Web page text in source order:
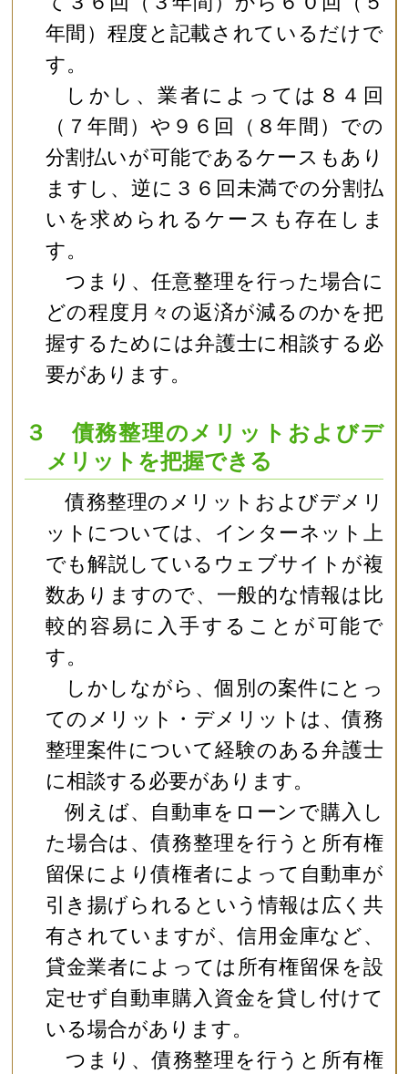
年間）程度と記載されているだけで
す。
しかし、業者によっては８４回
（７年間）や９６回（８年間）での
分割払いが可能であるケースもあり
ますし、逆に３６回未満での分割払
いを求められるケースも存在しま
す。
つまり、任意整理を行った場合に
どの程度月々の返済が減るのかを把
握するためには弁護士に相談する必
要があります。
３ 債務整理のメリットおよびデ
メリットを把握できる
債務整理のメリットおよびデメリ
ットについては、インターネット上
でも解説しているウェブサイトが複
数ありますので、一般的な情報は比
較的容易に入手することが可能で
す。
しかしながら、個別の案件にとっ
てのメリット・デメリットは、債務
整理案件について経験のある弁護士
に相談する必要があります。
例えば、自動車をローンで購入し
た場合は、債務整理を行うと所有権
留保により債権者によって自動車が
引き揚げられるという情報は広く共
有されていますが、信用金庫など、
貸金業者によっては所有権留保を設
定せず自動車購入資金を貸し付けて
いる場合があります。
つまり、債務整理を行うと所有権